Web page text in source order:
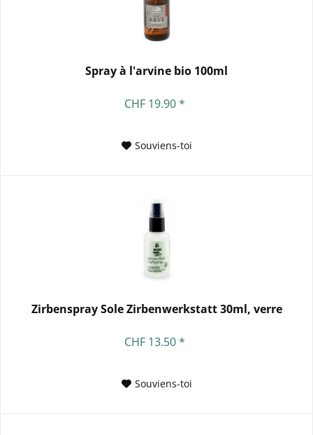
Spray à l'arvine bio 100ml
CHF 19.90 *
Souviens-toi
Zirbenspray Sole Zirbenwerkstatt 30ml, verre
CHF 13.50 *
Souviens-toi